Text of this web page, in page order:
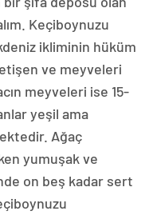
Keçiboynuzu
ikliminin hüküm
ve meyveleri
meyveleri ise 15-
yeşil ama
Ağaç
yumuşak ve
on beş kadar sert